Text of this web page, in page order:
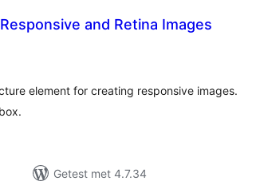
and Retina Images
element for creating responsive images.
Getest met 4.7.34